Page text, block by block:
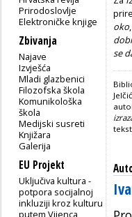
Prirodoslovlje
Elektroničke knjige
Zbivanja
Najave
Izvješća
Mladi glazbenici
Filozofska škola
Komunikološka
škola
Medijski susreti
Knjižara
Galerija
EU Projekt
Uključiva kultura -
potpora socijalnoj
inkluziji kroz kulturu
putem Vijenca
oko,
se